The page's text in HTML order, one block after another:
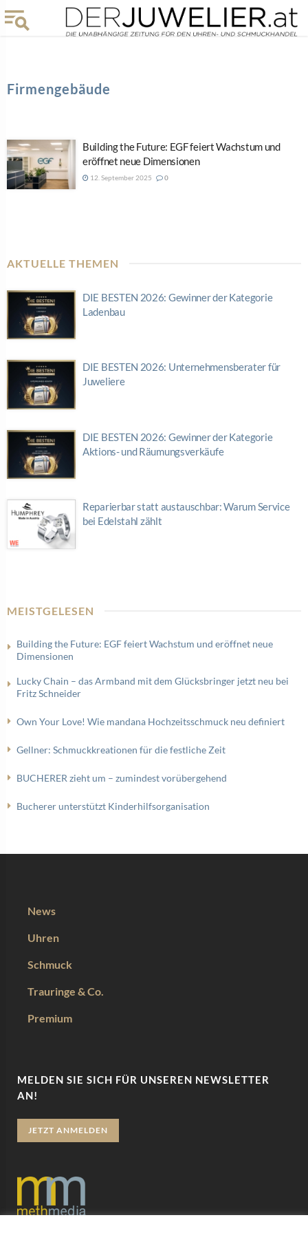
Firmengebäude
Building the Future: EGF feiert Wachstum und
eröffnet neue Dimensionen
12. September 2025 0
AKTUELLE THEMEN
DIE BESTEN 2026: Gewinner der Kategorie
Ladenbau
DIE BESTEN 2026: Unternehmensberater für
Juweliere
DIE BESTEN 2026: Gewinner der Kategorie
Aktions- und Räumungsverkäufe
Reparierbar statt austauschbar: Warum Service
bei Edelstahl zählt
MEISTGELESEN
Building the Future: EGF feiert Wachstum und eröffnet neue
Dimensionen
Lucky Chain – das Armband mit dem Glücksbringer jetzt neu bei
Fritz Schneider
Own Your Love! Wie mandana Hochzeitsschmuck neu definiert
Gellner: Schmuckkreationen für die festliche Zeit
BUCHERER zieht um – zumindest vorübergehend
Bucherer unterstützt Kinderhilfsorganisation
News
Uhren
Schmuck
Trauringe & Co.
Premium
MELDEN SIE SICH FÜR UNSEREN NEWSLETTER
AN!
JETZT ANMELDEN